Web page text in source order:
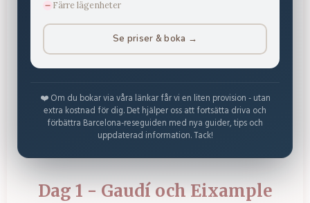
Färre lägenheter
Se priser & boka →
❤️ Om du bokar via våra länkar får vi en liten provision - utan
extra kostnad för dig. Det hjälper oss att fortsätta driva och
förbättra Barcelona-reseguiden med nya guider, tips och
uppdaterad information. Tack!
Dag 1 - Gaudí och Eixample